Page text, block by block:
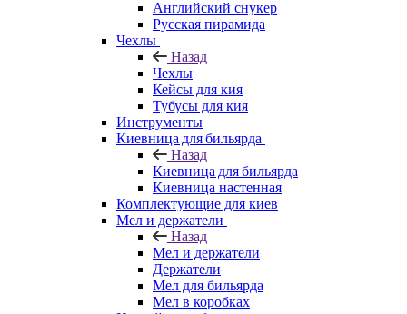
Английский снукер
Русская пирамида
Чехлы
Назад
Чехлы
Кейсы для кия
Тубусы для кия
Инструменты
Киевница для бильярда
Назад
Киевница для бильярда
Киевница настенная
Комплектующие для киев
Мел и держатели
Назад
Мел и держатели
Держатели
Мел для бильярда
Мел в коробках